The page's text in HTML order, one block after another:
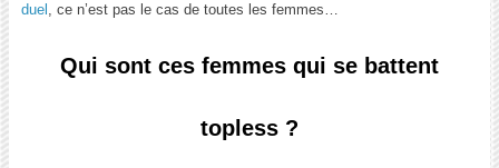
duel , ce n’est pas le cas de toutes les femmes…
Qui sont ces femmes qui se battent
topless ?